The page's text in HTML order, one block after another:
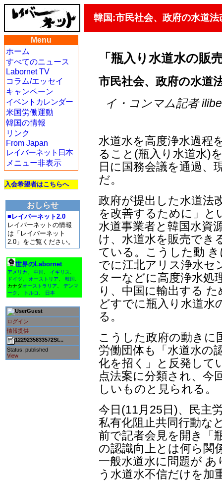
韓国:市民社会、政府の水道
Menu
ホーム
すべてのニュース
Labornet TV
コラム/エッセイ
キャンペーン
イベントカレンダー
米国労働運動
韓国の情報
リンク
From Japan
レイバーネット日本
メニュー非表示
入会希望者はこちらへ
おしらせ
■レイバーネット2.0
レイバーネットの情報
は「レイバーネット
2.0」をご覧ください。
世界のLabornet
アメリカ 中国 イギリス
ドイツ
オーストリア 韓国
カナダオーストラリア
デンマ
ーク
トルコ 日本
Guest
ログイン
情報提供
1229235833572St...
Status: published
View
「瓶入り水道水の販
市民社会、政府の水道
イ・コンマム記者
水道水を高度浄水過程
ること(瓶入り水道水)
日に国務会議を通過、
だ。
政府が提出した水道法
を改善するために」と
水道事業者と韓国水資
け、水道水を販売でき
ている。こうした動
でに江北アリス浄水セ
ターなどに高度浄水処
り、中国に輸出する
どすでに瓶入り水道水
る。
こうした政府の動きに
労働団体も「水道水の
化を招く」と反発して
点法案に分類され、今
しいものと見られる。
今日(11月25日)、民主
私有化阻止共同行動な
前で記者会見を開き「
の認識向上とは何ら関
一般水道水に問題が
う水道水不信だけを加